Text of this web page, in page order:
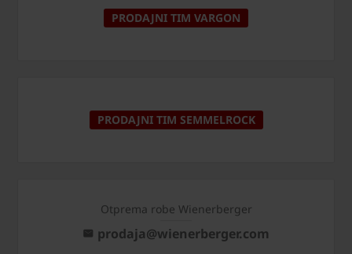
PRODAJNI TIM VARGON
PRODAJNI TIM SEMMELROCK
Otprema robe Wienerberger
prodaja@wienerberger.com